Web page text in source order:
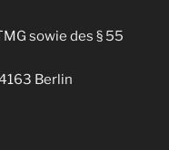
sowie des § 55
Berlin